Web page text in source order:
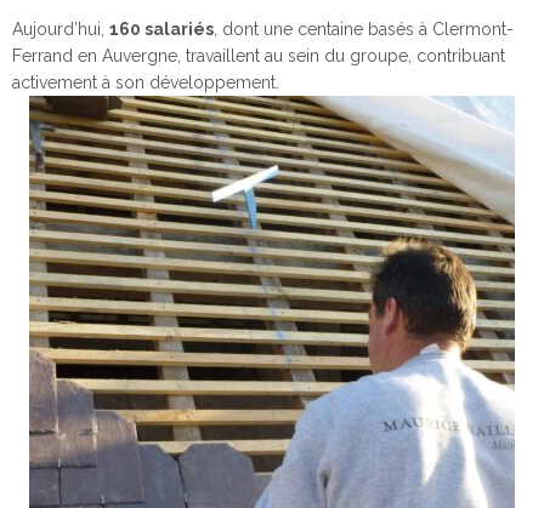
Aujourd’hui, 160 salariés , dont une centaine basés à Clermont-
Ferrand en Auvergne, travaillent au sein du groupe, contribuant
activement à son développement.